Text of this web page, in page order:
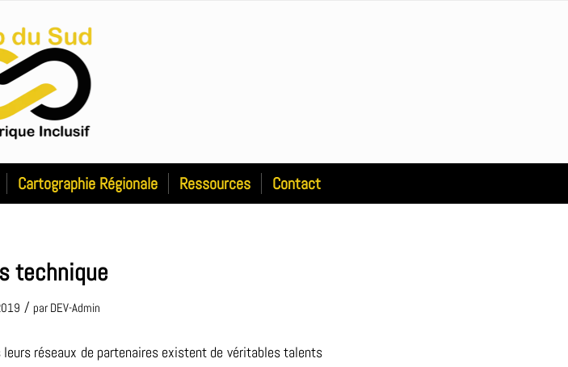
Cartographie Régionale Ressources Contact
technique
/ par DEV-Admin
réseaux de partenaires existent de véritables talents